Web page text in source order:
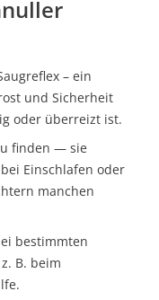
– ein
und Sicherheit
oder überreizt ist.
finden — sie
Einschlafen oder
manchen
bestimmten
B. beim